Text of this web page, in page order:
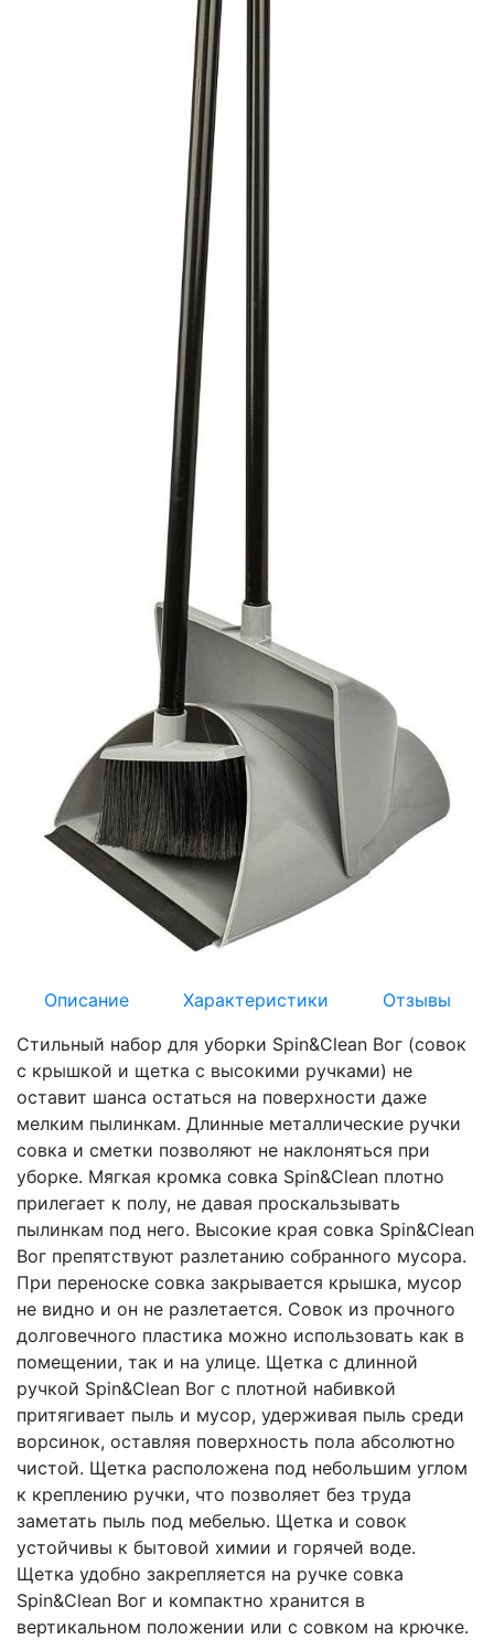
Описание Характеристики
Отзывы
Стильный набор для уборки Spin&Clean Вог (совок
с крышкой и щетка с высокими ручками) не
оставит шанса остаться на поверхности даже
мелким пылинкам. Длинные металлические ручки
совка и сметки позволяют не наклоняться при
уборке. Мягкая кромка совка Spin&Clean плотно
прилегает к полу, не давая проскальзывать
пылинкам под него. Высокие края совка Spin&Clean
Вог препятствуют разлетанию собранного мусора.
При переноске совка закрывается крышка, мусор
не видно и он не разлетается. Совок из прочного
долговечного пластика можно использовать как в
помещении, так и на улице. Щетка с длинной
ручкой Spin&Clean Вог с плотной набивкой
притягивает пыль и мусор, удерживая пыль среди
ворсинок, оставляя поверхность пола абсолютно
чистой. Щетка расположена под небольшим углом
к креплению ручки, что позволяет без труда
заметать пыль под мебелью. Щетка и совок
устойчивы к бытовой химии и горячей воде.
Щетка удобно закрепляется на ручке совка
Spin&Clean Вог и компактно хранится в
вертикальном положении или с совком на крючке.